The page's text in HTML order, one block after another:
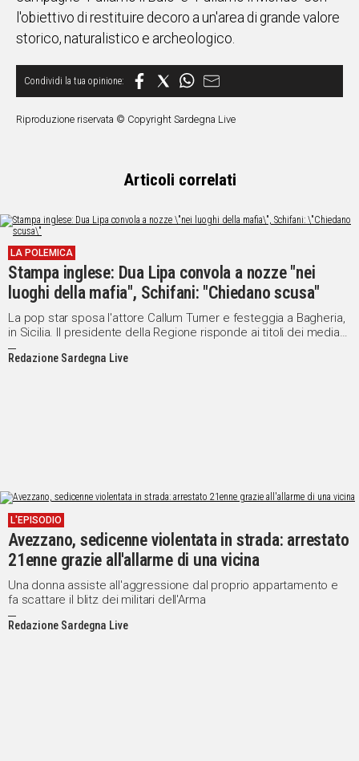
l'obiettivo di restituire decoro a un'area di grande valore
storico, naturalistico e archeologico.
Riproduzione riservata © Copyright Sardegna Live
Articoli correlati
LA POLEMICA
Stampa inglese: Dua Lipa convola a nozze "nei
luoghi della mafia", Schifani: "Chiedano scusa"
La pop star sposa l'attore Callum Turner e festeggia a Bagheria,
in Sicilia. Il presidente della Regione risponde ai titoli dei media
inglesi: "Pretendiamo delle scuse"
Redazione Sardegna Live
L'EPISODIO
Avezzano, sedicenne violentata in strada: arrestato
21enne grazie all'allarme di una vicina
Una donna assiste all'aggressione dal proprio appartamento e
fa scattare il blitz dei militari dell'Arma
Redazione Sardegna Live